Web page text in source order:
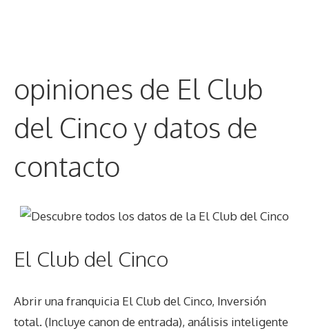
opiniones de El Club
del Cinco y datos de
contacto
El Club del Cinco
Abrir una franquicia El Club del Cinco, Inversión
total. (Incluye canon de entrada), análisis inteligente